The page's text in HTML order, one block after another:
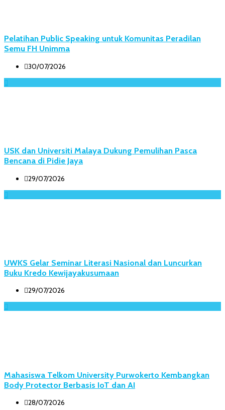
Pelatihan Public Speaking untuk Komunitas Peradilan
Semu FH Unimma
30/07/2026
USK dan Universiti Malaya Dukung Pemulihan Pasca
Bencana di Pidie Jaya
29/07/2026
UWKS Gelar Seminar Literasi Nasional dan Luncurkan
Buku Kredo Kewijayakusumaan
29/07/2026
Mahasiswa Telkom University Purwokerto Kembangkan
Body Protector Berbasis IoT dan AI
28/07/2026